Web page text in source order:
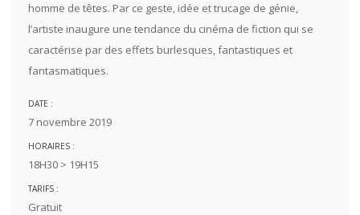
homme de têtes. Par ce geste, idée et trucage de génie,
l’artiste inaugure une tendance du cinéma de fiction qui se
caractérise par des effets burlesques, fantastiques et
fantasmatiques.
DATE :
7 novembre 2019
HORAIRES :
18H30 > 19H15
TARIFS :
Gratuit